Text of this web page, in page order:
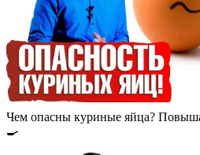
Чем опасны куриные яйца?
🍳